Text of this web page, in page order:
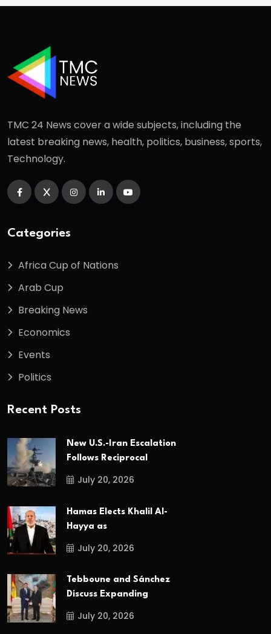
TMC 24 News cover a wide subjects, including the
latest breaking news, health, politics, business, sports,
Technology.
Categories
Africa Cup of Nations
Arab Cup
Breaking News
Economics
Events
Politics
Recent Posts
New U.S.-Iran Escalation
Follows Reciprocal
July 20, 2026
Hamas Elects Khalil Al-
Hayya as
July 20, 2026
Tebboune and Sánchez
Discuss Expanding
July 20, 2026